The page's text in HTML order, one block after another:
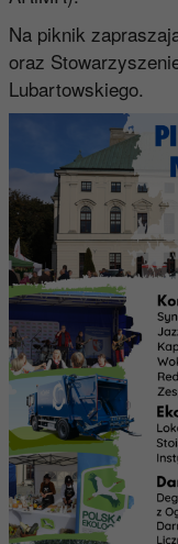
Na piknik
oraz
Lubartowskiego.